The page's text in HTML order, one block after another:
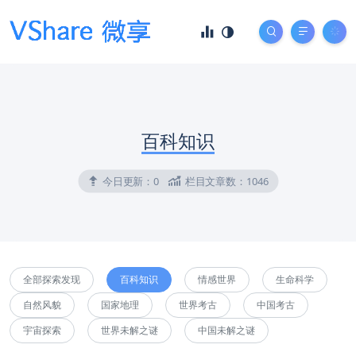
百科知识
今日更新： 0 栏目文章数： 1046
全部探索发现 百科知识 情感世界
生命科学
自然风貌
国家地理 世界考古
中国考古
宇宙探索
世界未解之谜 中国未解之谜